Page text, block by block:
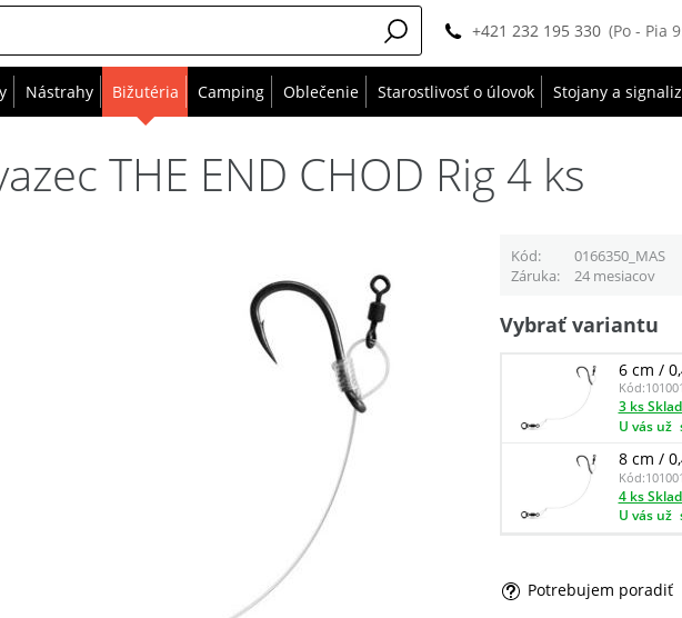
+421 232 195 330 (Po - Pia
Nástrahy Bižutéria Camping Oblečenie Starostlivosť o úlovok Stojany a
THE END CHOD Rig 4 ks
Kód 0166350_MAS
Záruka
24 mesiacov
Vybrať variantu
6 cm /
Kód:
3 ks
U vás už
8 cm /
Kód:
4 ks
U vás už
Potrebujem poradiť